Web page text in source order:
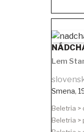
Lem
Smena,
Beletria >
Beletria >